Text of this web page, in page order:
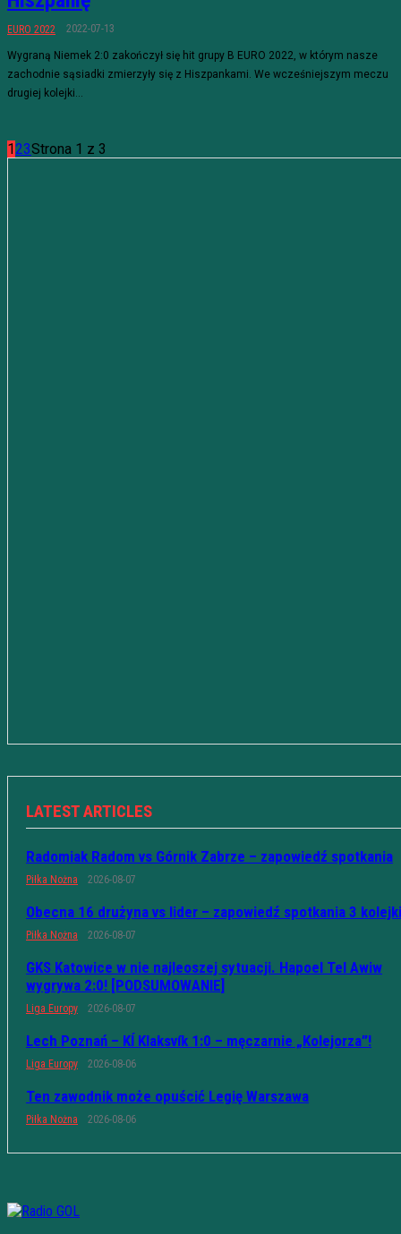
EURO 2022 2022-07-13
Wygraną Niemek 2:0 zakończył się hit grupy B EURO 2022, w którym nasze
zachodnie sąsiadki zmierzyły się z Hiszpankami. We wcześniejszym meczu
drugiej kolejki...
123Strona 1 z 3
LATEST ARTICLES
Radomiak Radom vs Górnik Zabrze – zapowiedź spotkania
Piłka Nożna 2026-08-07
Obecna 16 drużyna vs lider – zapowiedź spotkania 3 kolejki
Piłka Nożna 2026-08-07
GKS Katowice w nie najleoszej sytuacji. Hapoel Tel Awiw
wygrywa 2:0! [PODSUMOWANIE]
Liga Europy 2026-08-07
Lech Poznań – KÍ Klaksvík 1:0 – męczarnie „Kolejorza”!
Liga Europy 2026-08-06
Ten zawodnik może opuścić Legię Warszawa
Piłka Nożna 2026-08-06